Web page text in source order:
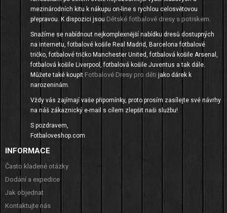
mezinárodních kitu k nákupu on-line s rychlou celosvětovou
přepravou. K dispozici jsou Dětské fotbalové dresy s potiskem
Snažíme se nabídnout nejkomplexnější nabídku dresů dostupných
na internetu, fotbalové košile Real Madrid, Barcelona fotbalové
tričko, fotbalové tričko Manchester United, fotbalová košile Arsenal,
fotbalová košile Liverpool, fotbalová košile Juventus a tak dále.
Můžete také koupit Fotbalové Dresy pro děti jako dárek k
narozeninám.
Vždy vás zajímají vaše připomínky, proto prosím zasílejte své návrhy
na náš zákaznický e-mail s cílem zlepšit naši službu!
S pozdravem,
Fotbaloveshop.com
INFORMACE
Často kladené otázky
Dodání a expedice
Jak objednat
Kontaktujte nás